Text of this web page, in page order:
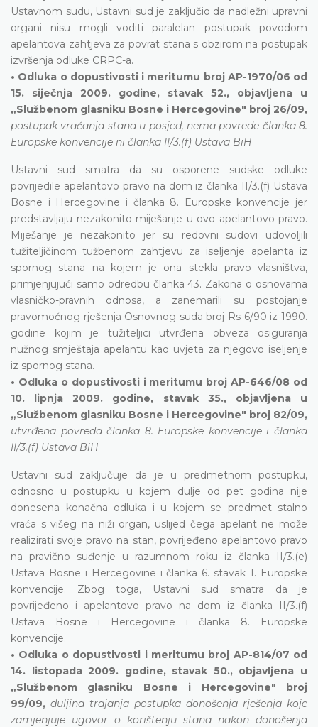
Ustavnom sudu, Ustavni sud je zaključio da nadležni upravni
organi nisu mogli voditi paralelan postupak povodom
apelantova zahtjeva za povrat stana s obzirom na postupak
izvršenja odluke CRPC-a.
• Odluka o dopustivosti i meritumu broj AP-1970/06 od
15. siječnja 2009. godine, stavak 52., objavljena u
„Službenom glasniku Bosne i Hercegovine" broj 26/09,
postupak vraćanja stana u posjed, nema povrede članka 8.
Europske konvencije ni članka II/3.(f) Ustava BiH
Ustavni sud smatra da su osporene sudske odluke
povrijedile apelantovo pravo na dom iz članka II/3.(f) Ustava
Bosne i Hercegovine i članka 8. Europske konvencije jer
predstavljaju nezakonito miješanje u ovo apelantovo pravo.
Miješanje je nezakonito jer su redovni sudovi udovoljili
tužiteljičinom tužbenom zahtjevu za iseljenje apelanta iz
spornog stana na kojem je ona stekla pravo vlasništva,
primjenjujući samo odredbu članka 43. Zakona o osnovama
vlasničko-pravnih odnosa, a zanemarili su postojanje
pravomoćnog rješenja Osnovnog suda broj Rs-6/90 iz 1990.
godine kojim je tužiteljici utvrđena obveza osiguranja
nužnog smještaja apelantu kao uvjeta za njegovo iseljenje
iz spornog stana.
• Odluka o dopustivosti i meritumu broj AP-646/08 od
10. lipnja 2009. godine, stavak 35., objavljena u
„Službenom glasniku Bosne i Hercegovine" broj 82/09,
utvrđena povreda članka 8. Europske konvencije i članka
II/3.(f) Ustava BiH
Ustavni sud zaključuje da je u predmetnom postupku,
odnosno u postupku u kojem dulje od pet godina nije
donesena konačna odluka i u kojem se predmet stalno
vraća s višeg na niži organ, uslijed čega apelant ne može
realizirati svoje pravo na stan, povrijeđeno apelantovo pravo
na pravično suđenje u razumnom roku iz članka II/3.(e)
Ustava Bosne i Hercegovine i članka 6. stavak 1. Europske
konvencije. Zbog toga, Ustavni sud smatra da je
povrijeđeno i apelantovo pravo na dom iz članka II/3.(f)
Ustava Bosne i Hercegovine i članka 8. Europske
konvencije.
• Odluka o dopustivosti i meritumu broj AP-814/07 od
14. listopada 2009. godine, stavak 50., objavljena u
„Službenom glasniku Bosne i Hercegovine" broj
99/09, duljina trajanja postupka donošenja rješenja koje
zamjenjuje ugovor o korištenju stana nakon donošenja